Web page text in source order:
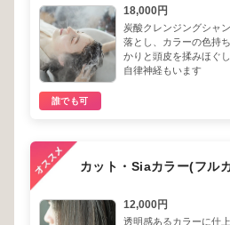
18,000円
炭酸クレンジングシャ
落とし、カラーの色持
かりと頭皮を揉みほぐ
自律神経もいます
誰でも可
カット・Siaカラー(フル
12,000円
透明感あるカラーに仕